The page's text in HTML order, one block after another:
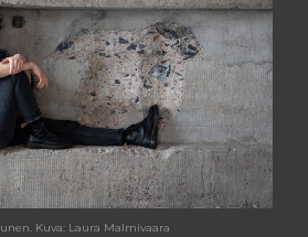
Kuva: Laura Malmivaara